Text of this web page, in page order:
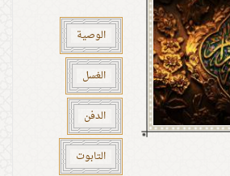
الوصية
الغسل
الدفن
التابوت